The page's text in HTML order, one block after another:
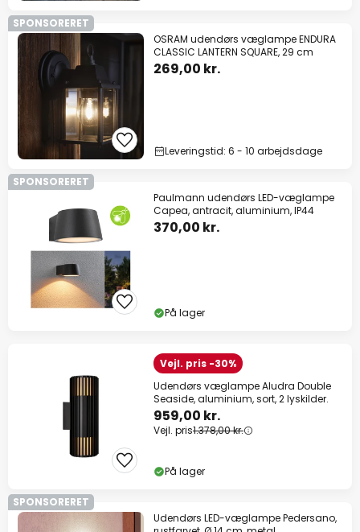
SPONSORERET
OSRAM udendørs væglampe ENDURA
CLASSIC LANTERN SQUARE, 29 cm
269,00 kr.
Leveringstid: 6 - 10 arbejdsdage
SPONSORERET
Paulmann udendørs LED-væglampe
Capea, antracit, aluminium, IP44
370,00 kr.
På lager
Vejl. pris -30%
Udendørs væglampe Aludra Double
Seaside, aluminium, sort, 2 lyskilder.
959,00 kr.
Vejl. pris1.378,00 kr.
På lager
SPONSORERET
Udendørs LED-væglampe Pedersano,